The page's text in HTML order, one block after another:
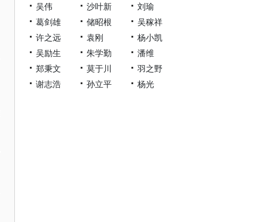
吴伟
沙叶新
刘瑜
葛剑雄
储昭根
吴稼祥
许之远
袁刚
杨小凯
吴励生
朱学勤
潘维
郑秉文
莫于川
羽之野
谢志浩
孙立平 杨光